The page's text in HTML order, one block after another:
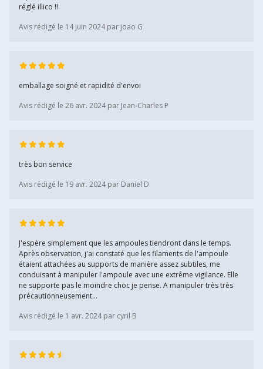
réglé illico !!
Avis rédigé le 14 juin 2024 par joao G
emballage soigné et rapidité d'envoi
Avis rédigé le 26 avr. 2024 par Jean-Charles P
très bon service
Avis rédigé le 19 avr. 2024 par Daniel D
J'espère simplement que les ampoules tiendront dans le temps.
Après observation, j'ai constaté que les filaments de l'ampoule
étaient attachées au supports de manière assez subtiles, me
conduisant à manipuler l'ampoule avec une extrême vigilance. Elle
ne supporte pas le moindre choc je pense. A manipuler très très
précautionneusement...
Avis rédigé le 1 avr. 2024 par cyril B